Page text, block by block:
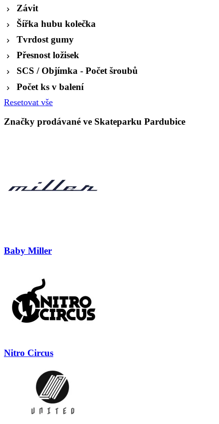
Závit
Šířka hubu kolečka
Tvrdost gumy
Přesnost ložisek
SCS / Objímka - Počet šroubů
Počet ks v balení
Resetovat vše
Značky prodávané ve Skateparku Pardubice
Baby Miller
Nitro Circus